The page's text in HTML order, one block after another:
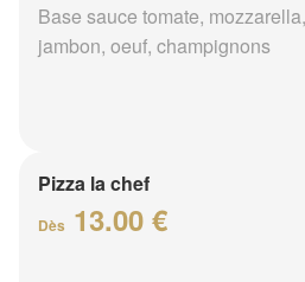
Base sauce tomate,
jambon, oeuf, champignons
Pizza la chef
Dès 13.00 €